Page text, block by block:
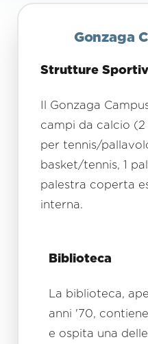
Gonzaga
Strutture
Il Gonzaga
campi da calcio
per tennis/
basket/tennis, 1
palestra coperta
interna.
Biblioteca
La biblioteca,
anni '70,
e ospita una